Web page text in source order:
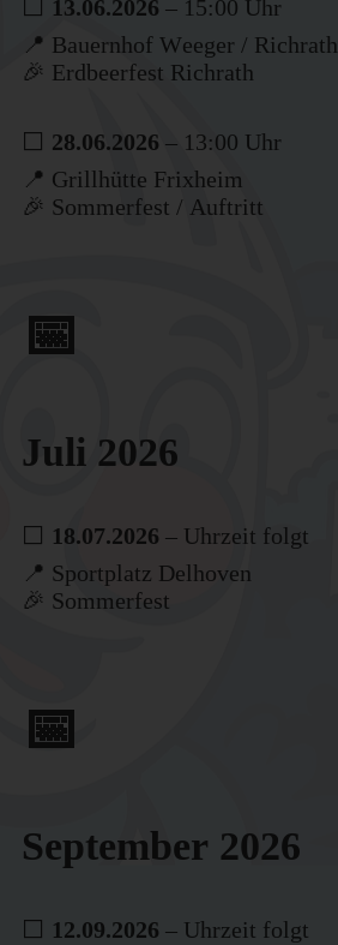
⬜ 13.06.2026 – 15:00 Uhr
📍 Bauernhof Weeger / Richrath
🎉 Erdbeerfest Richrath
⬜ 28.06.2026 – 13:00 Uhr
📍 Grillhütte Frixheim
🎉 Sommerfest / Auftritt
📅
Juli 2026
⬜ 18.07.2026 – Uhrzeit folgt
📍 Sportplatz Delhoven
🎉 Sommerfest
📅
September 2026
⬜ 12.09.2026 – Uhrzeit folgt